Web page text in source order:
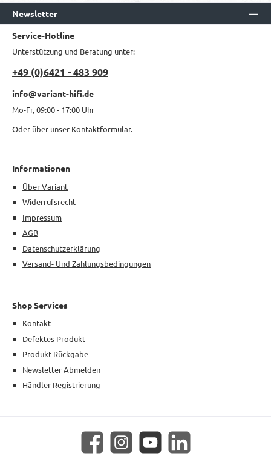
Newsletter
Service-Hotline
Unterstützung und Beratung unter:
+49 (0)6421 - 483 909
info@variant-hifi.de
Mo-Fr, 09:00 - 17:00 Uhr
Oder über unser Kontaktformular.
Informationen
Über Variant
Widerrufsrecht
Impressum
AGB
Datenschutzerklärung
Versand- Und Zahlungsbedingungen
Shop Services
Kontakt
Defektes Produkt
Produkt Rückgabe
Newsletter Abmelden
Händler Registrierung
Facebook Instagram YouTube LinkedIn